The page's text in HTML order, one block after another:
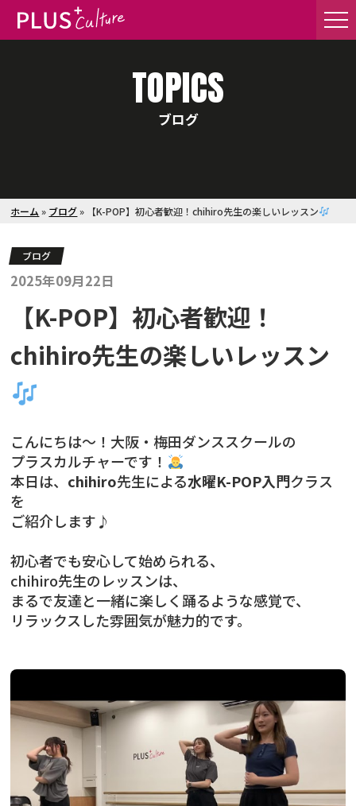
TOPICS
ブログ
ホーム » ブログ» 【K-POP】初心者歓迎！chihiro先生の楽しいレッスン
ブログ
2025年09月22日
【K-POP】初心者歓迎！
chihiro先生の楽しいレッスン
こんにちは〜！大阪・梅田ダンススクールの
プラスカルチャーです！
本日は、 chihiro先生による水曜K-POP入門クラス
を
ご紹介します♪
初心者でも安心して始められる、
chihiro先生のレッスンは、
まるで友達と一緒に楽しく踊るような感覚で、
リラックスした雰囲気が魅力的です。